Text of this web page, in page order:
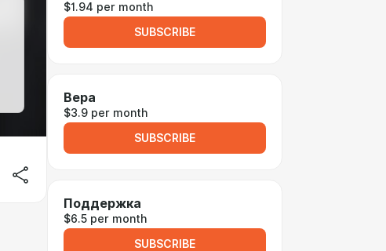
$1.94 per month
SUBSCRIBE
Вера
$3.9 per month
SUBSCRIBE
Поддержка
$6.5 per month
SUBSCRIBE